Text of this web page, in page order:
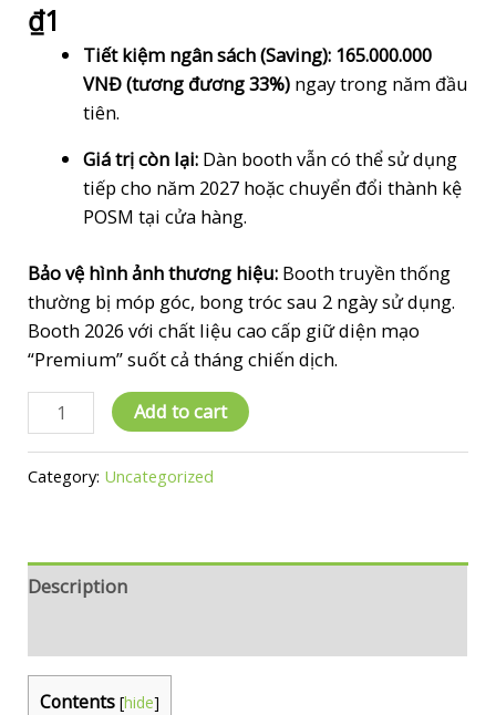
₫1
Tiết kiệm ngân sách (Saving): 165.000.000
VNĐ (tương đương 33%)ngay trong năm đầu
tiên.
Giá trị còn lại:Dàn booth vẫn có thể sử dụng
tiếp cho năm 2027 hoặc chuyển đổi thành kệ
POSM tại cửa hàng.
Bảo vệ hình ảnh thương hiệu: Booth truyền thống
thường bị móp góc, bong tróc sau 2 ngày sử dụng.
Booth 2026 với chất liệu cao cấp giữ diện mạo
“Premium” suốt cả tháng chiến dịch.
xtbs_3
Kỹ
sản
2026:
Module
và
Add to cart
Category: Uncategorized
Description
Contents [hide]